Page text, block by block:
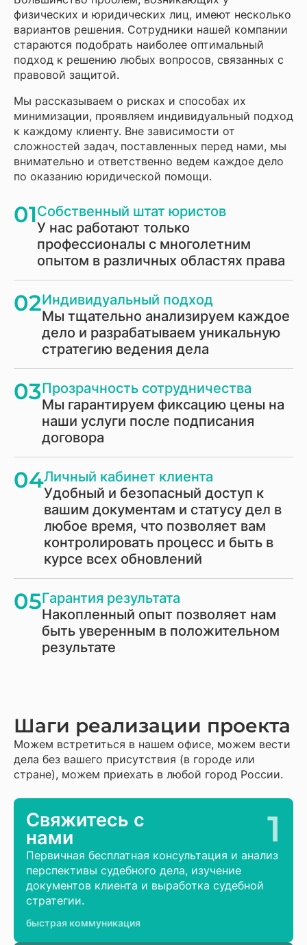
физических и юридических лиц, имеют несколько
вариантов решения. Сотрудники нашей компании
стараются подобрать наиболее оптимальный
подход к решению любых вопросов, связанных с
правовой защитой.
Мы рассказываем о рисках и способах их
минимизации, проявляем индивидуальный подход
к каждому клиенту. Вне зависимости от
сложностей задач, поставленных перед нами, мы
внимательно и ответственно ведем каждое дело
по оказанию юридической помощи.
01Собственный штат юристов
У нас работают только
профессионалы с многолетним
опытом в различных областях права
02Индивидуальный подход
Мы тщательно анализируем каждое
дело и разрабатываем уникальную
стратегию ведения дела
03Прозрачность сотрудничества
Мы гарантируем фиксацию цены на
наши услуги после подписания
договора
04Личный кабинет клиента
Удобный и безопасный доступ к
вашим документам и статусу дел в
любое время, что позволяет вам
контролировать процесс и быть в
курсе всех обновлений
05Гарантия результата
Накопленный опыт позволяет нам
быть уверенным в положительном
результате
Шаги реализации проекта
Можем встретиться в нашем офисе, можем вести
дела без вашего присутствия (в городе или
стране), можем приехать в любой город России.
Свяжитесь с
нами
1
Первичная бесплатная консультация и анализ
перспективы судебного дела, изучение
документов клиента и выработка судебной
стратегии.
быстрая коммуникация